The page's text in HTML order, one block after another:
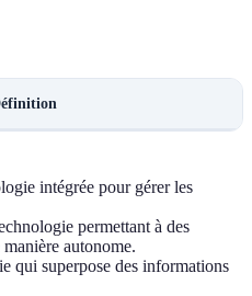
intégrée pour gérer les
permettant à des
autonome.
qui superpose des informations